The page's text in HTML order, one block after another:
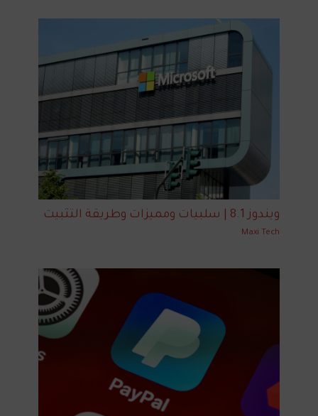
ويندوز 8.1 | سلبيات ومميزات وطريقة التثبيت
Maxi Tech